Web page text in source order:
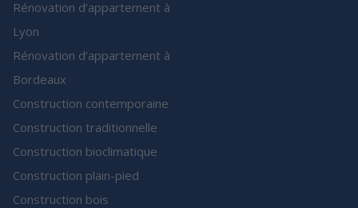
Rénovation d’appartement à
Lyon
Rénovation d’appartement à
Bordeaux
Construction contemporaine
Construction traditionnelle
Construction bioclimatique
Construction plain-pied
Construction bois